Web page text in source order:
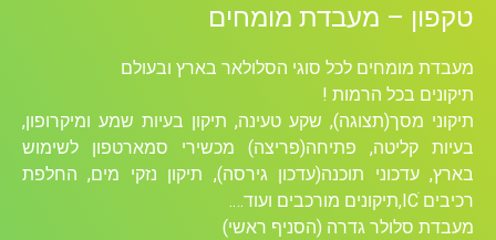
טקפון – מעבדת מומחים
מעבדת מומחים לכל סוגי הסלולאר בארץ ובעולם
תיקונים בכל הרמות !
תיקוני מסך(תצוגה), שקע טעינה, תיקון בעיות שמע ומיקרופון,
בעיות קליטה, פתיחה(פריצה) מכשירי סמארטפון לשימוש
בארץ, עדכוני תוכנה(עדכון גירסה), תיקון נזקי מים, החלפת
רכיבים ICׁ,תיקונים מורכבים ועוד….
מעבדת סלולר גדרה (הסניף ראשי)